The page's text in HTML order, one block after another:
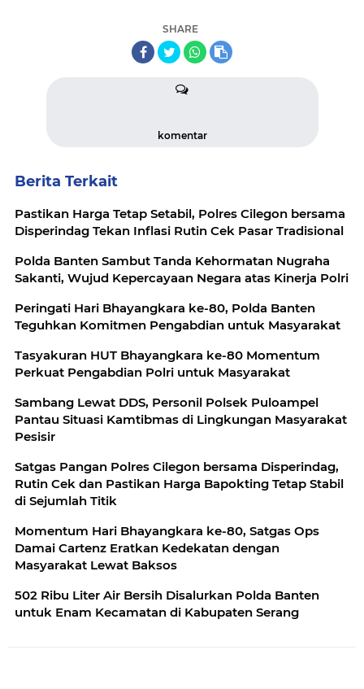
SHARE
komentar
Berita Terkait
Pastikan Harga Tetap Setabil, Polres Cilegon bersama
Disperindag Tekan Inflasi Rutin Cek Pasar Tradisional
Polda Banten Sambut Tanda Kehormatan Nugraha
Sakanti, Wujud Kepercayaan Negara atas Kinerja Polri
Peringati Hari Bhayangkara ke-80, Polda Banten
Teguhkan Komitmen Pengabdian untuk Masyarakat
Tasyakuran HUT Bhayangkara ke-80 Momentum
Perkuat Pengabdian Polri untuk Masyarakat
Sambang Lewat DDS, Personil Polsek Puloampel
Pantau Situasi Kamtibmas di Lingkungan Masyarakat
Pesisir
Satgas Pangan Polres Cilegon bersama Disperindag,
Rutin Cek dan Pastikan Harga Bapokting Tetap Stabil
di Sejumlah Titik
Momentum Hari Bhayangkara ke-80, Satgas Ops
Damai Cartenz Eratkan Kedekatan dengan
Masyarakat Lewat Baksos
502 Ribu Liter Air Bersih Disalurkan Polda Banten
untuk Enam Kecamatan di Kabupaten Serang